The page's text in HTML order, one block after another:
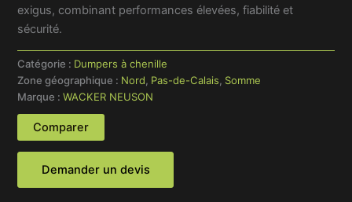
exigus, combinant performances élevées, fiabilité et
sécurité.
Catégorie : Dumpers à chenille
Zone géographique : Nord, Pas-de-Calais, Somme
Marque :WACKER NEUSON
Comparer
Demander un devis